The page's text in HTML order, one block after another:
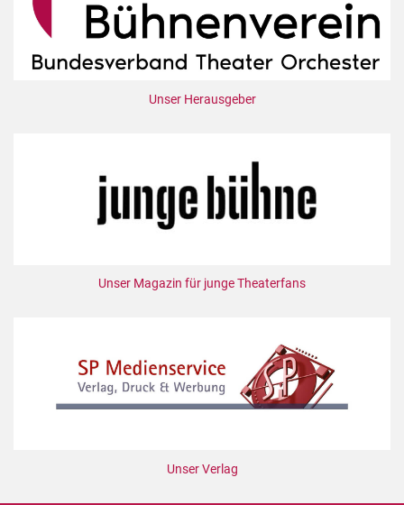
Unser Herausgeber
Unser Magazin für junge Theaterfans
Unser Verlag